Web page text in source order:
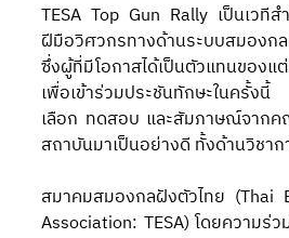
TESA Top Gun Rally เป็นเวที
ฝีมือวิศวกรทางด้านระบบสมองก
ซึ่งผู้ที่มีโอกาสได้เป็นตัวแทนของแ
เพื่อเข้าร่วมประชันทักษะในครั้
เลือก ทดสอบ และสัมภาษณ์จากค
สถาบันมาเป็นอย่างดี ทั้งด้านวิชา
สมาคมสมองกลฝังตัวไทย (Thai
Association: TESA) โดยความร่